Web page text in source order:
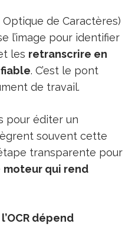
Optique de Caractères)
l’image pour identifier
les retranscrire en
. C’est le pont
de travail.
pour éditer un
souvent cette
transparente pour
moteur qui rend
dépend